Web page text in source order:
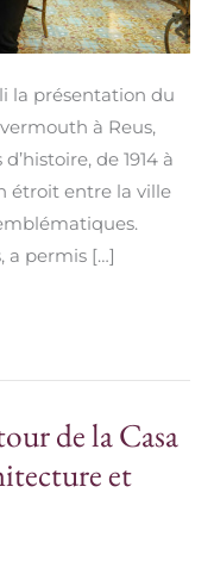
la présentation du
à Reus,
de 1914 à
étroit entre la ville
a permis […]
de la Casa
et